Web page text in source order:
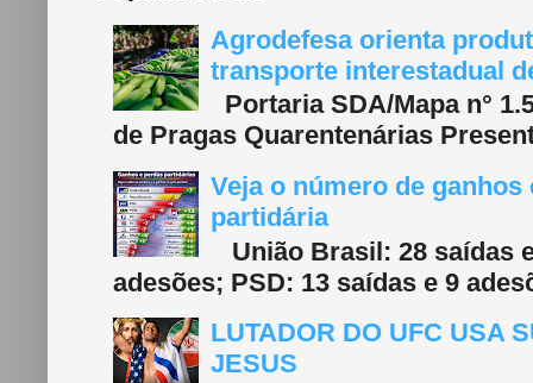
Agrodefesa orienta
transporte interestadual
Portaria SDA/Mapa n°
de Pragas Quarentenárias
Veja o número de
partidária
União Brasil: 28 saídas
adesões; PSD: 13 saídas e 9
LUTADOR DO UFC USA
JESUS